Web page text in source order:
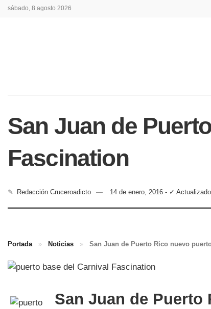
sábado, 8 agosto 2026
San Juan de
Fascination
✎ Redacción Cruceroadicto 14 de enero, 2016 - ✓
Portada » Noticias » San Juan de Puerto Rico nuevo
San Juan de